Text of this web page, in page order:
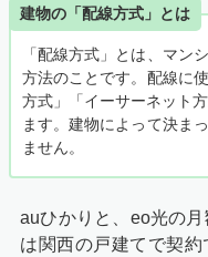
建物の「配線方式」とは
「配線方式」とは、マン
方法のことです。配線に
方式」「イーサーネット
ます。建物によって決ま
ません。
auひかりと、eo光の
は関西の戸建てで契